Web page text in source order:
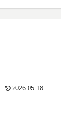
2026.05.18